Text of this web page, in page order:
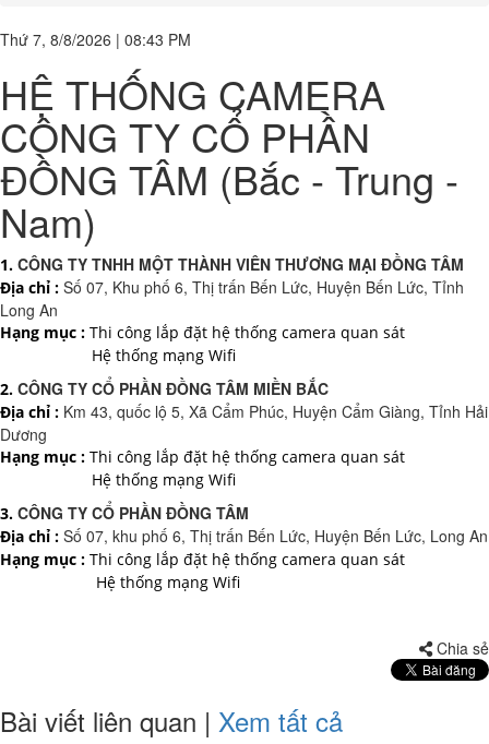
Laptop HP Elitebook 820 G1 - Intel Core i5- 4G - SSD120G - 12.5'
7.500.000 đ
5,500,000 đ
Laptop HP Probook 640 G2- Intel Core i5-6300U .( TH6)- 4G- 120G-
14
7.850.000 đ 6,900,000 đ
Laptop HP Probook 640 G2- Intel Core i5-6300U .( TH6)- 8G- 256G-
8.500.000 đ
7,500,000 đ
Laptop HP Elitebook 820 G2 - Intel Core i5- 4G - SSD120G - 12.5'
5,900,000 đ
Laptop HP Probook 640 G1- Intel Core i5-4200U .( TH4)- 4G- 120G-
Laptop HP Elitebook 820 G3 - Intel Core i5-6300U.( TH6)- 4G -
Thứ 7, 8/8/2026 | 08:43 PM
HỆ THỐNG CAMERA
CÔNG TY CỔ PHẦN
ĐỒNG TÂM (Bắc - Trung -
Nam)
1. CÔNG TY TNHH MỘT THÀNH VIÊN THƯƠNG MẠI ĐỒNG TÂM
Địa chỉ : Số 07, Khu phố 6, Thị trấn Bến Lức, Huyện Bến Lức, Tỉnh
Long An
Hạng mục : Thi công lắp đặt hệ thống camera quan sát
Hệ thống mạng Wifi
2. CÔNG TY CỔ PHẦN ĐỒNG TÂM MIỀN BẮC
Địa chỉ : Km 43, quốc lộ 5, Xã Cẩm Phúc, Huyện Cẩm Giàng, Tỉnh Hải
Dương
Hạng mục : Thi công lắp đặt hệ thống camera quan sát
Hệ thống mạng Wifi
3. CÔNG TY CỔ PHẦN ĐỒNG TÂM
Địa chỉ : Số 07, khu phố 6, Thị trấn Bến Lức, Huyện Bến Lức, Long An
Hạng mục : Thi công lắp đặt hệ thống camera quan sát
Hệ thống mạng Wifi
Chia sẻ
Bài viết liên quan | Xem tất cả